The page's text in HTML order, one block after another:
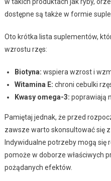
dostępne są także w formie
Oto krótka lista suplementów,
wzrostu rzęs:
Biotyna: wspiera wzrost i
Witamina E: chroni cebulki
Kwasy omega-3: poprawiają
Pamiętaj jednak, że przed
zawsze warto skonsultować się
Indywidualne potrzeby mogą się
pomoże w doborze właściwych
pożądanych efektów.